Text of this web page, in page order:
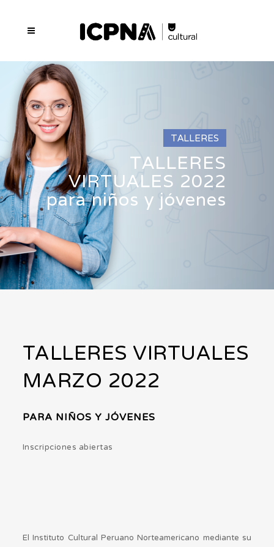
TALLERES
TALLERES
VIRTUALES 2022
para niños y jóvenes
TALLERES VIRTUALES
MARZO 2022
PARA NIÑOS Y JÓVENES
Inscripciones abiertas
El Instituto Cultural Peruano Norteamericano mediante su